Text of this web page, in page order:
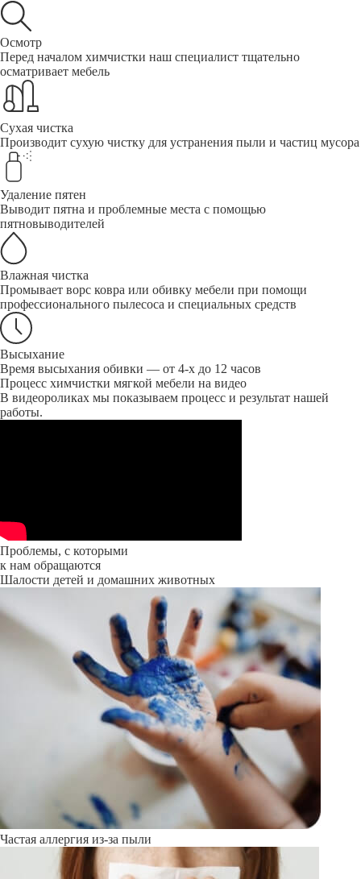
Осмотр
Перед началом химчистки наш специалист тщательно
осматривает мебель
Сухая чистка
Производит сухую чистку для устранения пыли и частиц мусора
Удаление пятен
Выводит пятна и проблемные места с помощью
пятновыводителей
Влажная чистка
Промывает ворс ковра или обивку мебели при помощи
профессионального пылесоса и специальных средств
Высыхание
Время высыхания обивки — от 4-х до 12 часов
Процесс химчистки мягкой мебели на видео
В видеороликах мы показываем процесс и результат нашей
работы.
Проблемы, с которыми
к нам обращаются
Шалости детей и домашних животных
Частая аллергия из-за пыли